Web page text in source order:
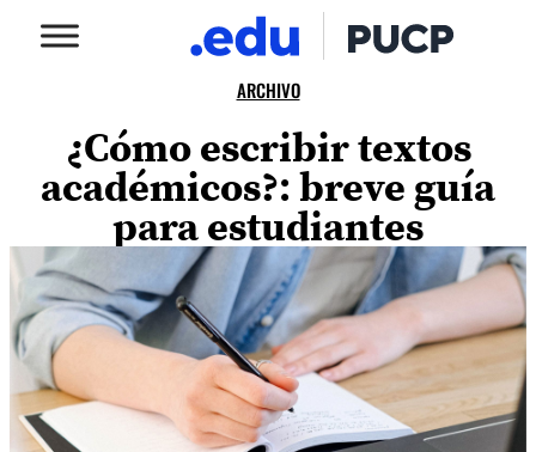
ARCHIVO
¿Cómo escribir textos
académicos?: breve guía
para estudiantes